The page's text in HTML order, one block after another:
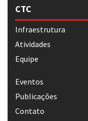
CTC
Infraestrutura
Atividades
Equipe
Eventos
Publicações
Contato